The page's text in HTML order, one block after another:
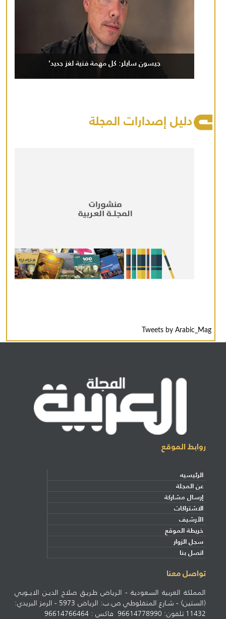
جيسون سايلر: كل مهمة فنية لغز جديد'
دليل إصدارات المجلة
Tweets by Arabic_Mag
روابط الموقع
الرئيسيه
عن المجلة
إرسال مشاركة
الاشتراكات
الأرشيف
خريطة الموقع
سجل الزوار
اتصل بنا
تواصل معنا
المملكة العربية السعودية - الـرياض طـريـق صلاح الديـن الايــوبي
(الستين) - شـارع المنفلوطي ص.ب: الرياض 5973 - الرمز البريدي:
11432 تلفون: 96614778990 فاكس : 96614766464